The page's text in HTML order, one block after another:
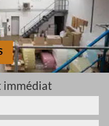
immédiat